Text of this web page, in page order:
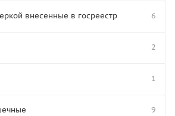
внесенные в госреестр 6
2
1
9